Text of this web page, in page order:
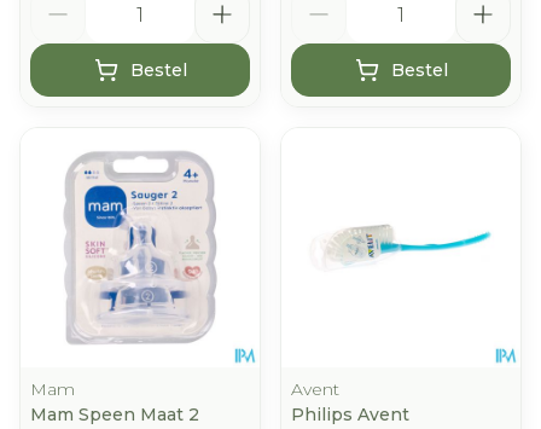
Bestel Bestel
Mam
Mam Speen Maat 2
Avent
Philips Avent